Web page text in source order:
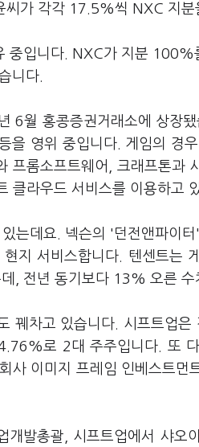
가 각각 17.5%씩 NXC 지분
중입니다. NXC가 지분 100%
니다.
6월 홍콩증권거래소에 상장
을 영위 중입니다. 게임의 경
프롬소프트웨어, 크래프톤과
클라우드 서비스를 이용하고
는데요. 넥슨의 '던전앤파이
지 서비스합니다. 텐센트는
, 전년 동기보다 13% 오른 수
꿰차고 있습니다. 시프트업
로 2대 주주입니다. 또
사 이미지 프레임 인베스트
개발총괄, 시프트업에서 샤오